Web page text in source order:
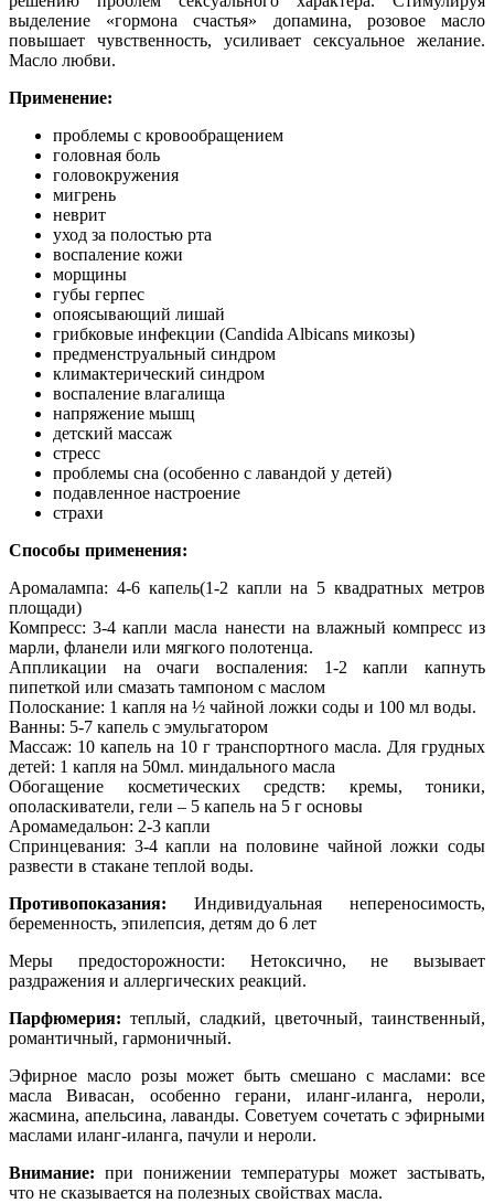
выделение «гормона счастья» допамина, розовое масло
повышает чувственность, усиливает сексуальное желание.
Масло любви.
Применение:
проблемы с кровообращением
головная боль
головокружения
мигрень
неврит
уход за полостью рта
воспаление кожи
морщины
губы герпес
опоясывающий лишай
грибковые инфекции (Candida Albicans микозы)
предменструальный синдром
климактерический синдром
воспаление влагалища
напряжение мышц
детский массаж
стресс
проблемы сна (особенно с лавандой у детей)
подавленное настроение
страхи
Способы применения:
Аромалампа: 4-6 капель(1-2 капли на 5 квадратных метров
площади)
Компресс: 3-4 капли масла нанести на влажный компресс из
марли, фланели или мягкого полотенца.
Аппликации на очаги воспаления: 1-2 капли капнуть
пипеткой или смазать тампоном с маслом
Полоскание: 1 капля на ½ чайной ложки соды и 100 мл воды.
Ванны: 5-7 капель с эмульгатором
Массаж: 10 капель на 10 г транспортного масла. Для грудных
детей: 1 капля на 50мл. миндального масла
Обогащение косметических средств: кремы, тоники,
ополаскиватели, гели – 5 капель на 5 г основы
Аромамедальон: 2-3 капли
Спринцевания: 3-4 капли на половине чайной ложки соды
развести в стакане теплой воды.
Противопоказания: Индивидуальная непереносимость,
беременность, эпилепсия, детям до 6 лет
Меры предосторожности: Нетоксично, не вызывает
раздражения и аллергических реакций.
Парфюмерия: теплый, сладкий, цветочный, таинственный,
романтичный, гармоничный.
Эфирное масло розы может быть смешано с маслами: все
масла Вивасан, особенно герани, иланг-иланга, нероли,
жасмина, апельсина, лаванды. Советуем сочетать с эфирными
маслами иланг-иланга, пачули и нероли.
Внимание: при понижении температуры может застывать,
что не сказывается на полезных свойствах масла.